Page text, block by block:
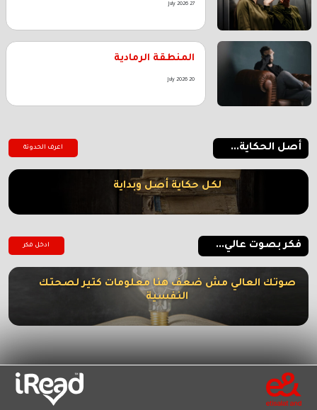
27 July 2026
المنطقة الرمادية
20 July 2026
أصل الحكاية... اعرف الحدوتة
لكل حكاية أصل وبداية
فكر بصوت عالي... ادخل فكر
صوتك العالي مش ضعف هنا معلومات كتير لصحتك
النفسية